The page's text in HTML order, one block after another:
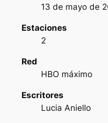
13 de mayo de
Estaciones
2
Red
HBO máximo
Escritores
Lucia Aniello